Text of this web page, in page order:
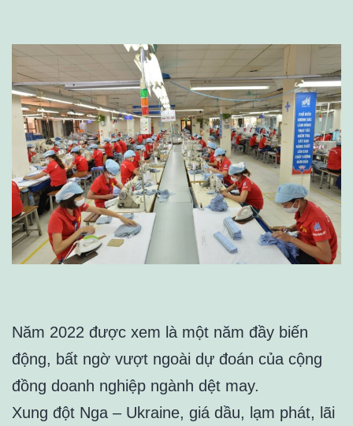
Năm 2022 được xem là một năm đầy biến
động, bất ngờ vượt ngoài dự đoán của cộng
đồng doanh nghiệp ngành dệt may.
Xung đột Nga – Ukraine, giá dầu, lạm phát, lãi